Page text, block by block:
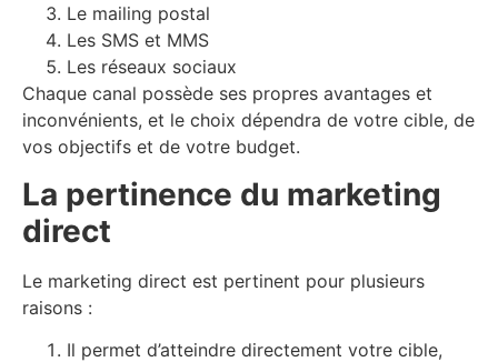
Le mailing postal
Les SMS et MMS
Les réseaux sociaux
Chaque canal possède ses propres avantages et
inconvénients, et le choix dépendra de votre cible, de
vos objectifs et de votre budget.
La pertinence du marketing
direct
Le marketing direct est pertinent pour plusieurs
raisons :
Il permet d’atteindre directement votre cible,